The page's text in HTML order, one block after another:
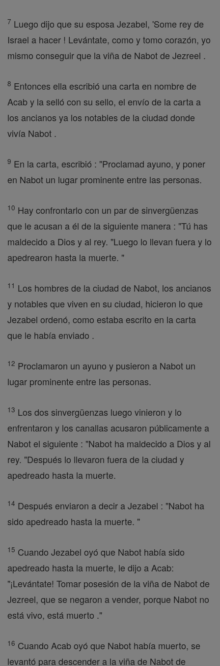
7 Luego dijo que su esposa Jezabel, 'Some rey de
Israel a hacer ! Levántate, como y tomo corazón, yo
mismo conseguir que la viña de Nabot de Jezreel .
8 Entonces ella escribió una carta en nombre de
Acab y la selló con su sello, el envío de la carta a
los ancianos ya los notables de la ciudad donde
vivía Nabot .
9 En la carta, escribió : "Proclamad ayuno, y poner
en Nabot un lugar prominente entre las personas.
10 Hay confrontarlo con un par de sinvergüenzas
que le acusan a él de la siguiente manera : "Tú has
maldecido a Dios y al rey. "Luego lo llevan fuera y lo
apedrearon hasta la muerte. "
11 Los hombres de la ciudad de Nabot, los ancianos
y notables que viven en su ciudad, hicieron lo que
Jezabel ordenó, como estaba escrito en la carta
que le había enviado .
12 Proclamaron un ayuno y pusieron a Nabot un
lugar prominente entre las personas.
13 Los dos sinvergüenzas luego vinieron y lo
enfrentaron y los canallas acusaron públicamente a
Nabot el siguiente : "Nabot ha maldecido a Dios y al
rey. "Después lo llevaron fuera de la ciudad y
apedreado hasta la muerte.
14 Después enviaron a decir a Jezabel : "Nabot ha
sido apedreado hasta la muerte. "
15 Cuando Jezabel oyó que Nabot había sido
apedreado hasta la muerte, le dijo a Acab:
"¡Levántate! Tomar posesión de la viña de Nabot de
Jezreel, que se negaron a vender, porque Nabot no
está vivo, está muerto ."
16 Cuando Acab oyó que Nabot había muerto, se
levantó para descender a la viña de Nabot de